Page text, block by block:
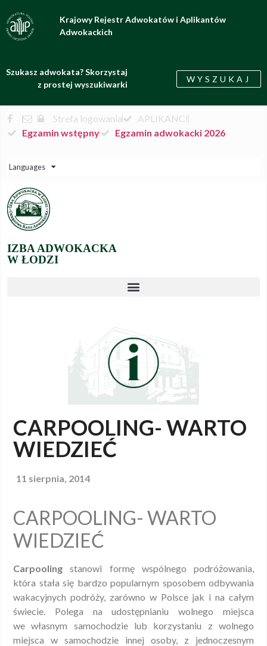
Krajowy Rejestr Adwokatów i Aplikantów
Adwokackich
Szukasz adwokata? Skorzystaj
z prostej wyszukiwarki
WYSZUKAJ
Strefa logowania
APLIKANCI
Egzamin wstępny
Egzamin adwokacki 2026
Languages
IZBA ADWOKACKA
W ŁODZI
CARPOOLING- WARTO
WIEDZIEĆ
11 sierpnia, 2014
CARPOOLING- WARTO
WIEDZIEĆ
Carpooling stanowi formę wspólnego podróżowania,
która stała się bardzo popularnym sposobem odbywania
wakacyjnych podróży, zarówno w Polsce jak i na całym
świecie. Polega na udostępnianiu wolnego miejsca
we własnym samochodzie lub korzystaniu z wolnego
miejsca w samochodzie innej osoby, z jednoczesnym